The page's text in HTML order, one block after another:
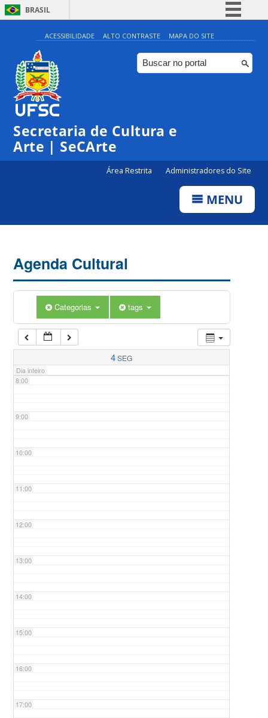
BRASIL
Simplifique!
Comunica BR
Participe
ACESSIBILIDADE ALTO CONTRASTE MAPA DO SITE
Secretaria de Cultura e
Arte | SeCArte
Área Restrita Administradores do Site
MENU
Agenda Cultural
Categorias tags
4SEG
Dia inteiro
0:00
1:00
5:00
7:00
8:00
9:00
10:00
11:00
12:00
13:00
14:00
15:00
16:00
17:00